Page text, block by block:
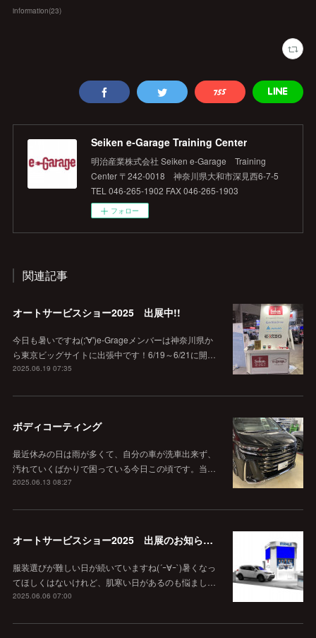
information(23)
Seiken e‐Garage Training Center
明治産業株式会社 Seiken e‐Garage Training
Center 〒242-0018 神奈川県大和市深見西6-7-5
TEL 046-265-1902 FAX 046-265-1903
フォロー
関連記事
オートサービスショー2025 出展中!!
今日も暑いですね(;'∀')e-Grageメンバーは神奈川県か
ら東京ビッグサイトに出張中です！6/19～6/21に開…
2025.06.19 07:35
ボディコーティング
最近休みの日は雨が多くて、自分の車が洗車出来ず、
汚れていくばかりで困っている今日この頃です。当…
2025.06.13 08:27
オートサービスショー2025 出展のお知らせ！
服装選びが難しい日が続いていますね(´ｰ∀ｰ`)暑くなっ
てほしくはないけれど、肌寒い日があるのも悩まし…
2025.06.06 07:00